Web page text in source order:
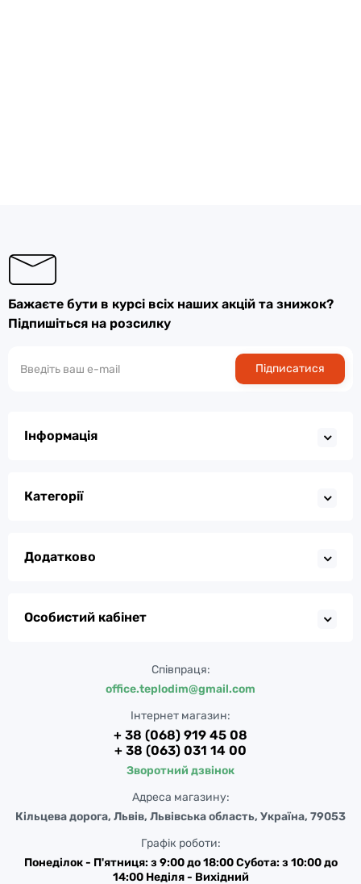
Бажаєте бути в курсі всіх наших акцій та знижок?
Підпишіться на розсилку
Підписатися
Інформація
Категорії
Додатково
Особистий кабінет
Співпраця:
office.teplodim@gmail.com
Інтернет магазин:
+ 38 (068) 919 45 08
+ 38 (063) 031 14 00
Зворотний дзвінок
Адреса магазину:
Кільцева дорога, Львів, Львівська область, Україна, 79053
Графік роботи:
Понеділок - П'ятниця: з 9:00 до 18:00 Субота: з 10:00 до
14:00 Неділя - Вихідний